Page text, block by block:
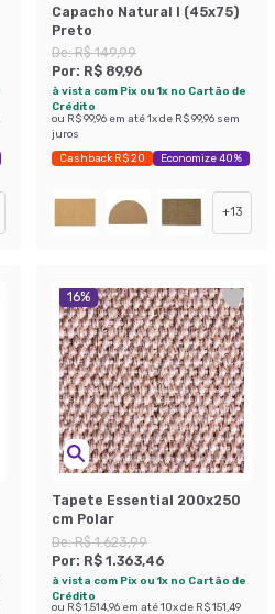
Capacho Natural I (45x75)
Preto
De:R$ 149,99
Por: R$ 89,96
à vista com Pix ou 1x no Cartão de
Crédito
ou R$ 99,96 em até1x de R$ 99,96 sem
juros
Cashback R$ 20 Economize 40%
+13
16%
Tapete Essential 200x250
cm Polar
De:R$ 1.623,99
Por: R$ 1.363,46
à vista com Pix ou 1x no Cartão de
Crédito
ou R$ 1.514,96 em até10x de R$ 151,49